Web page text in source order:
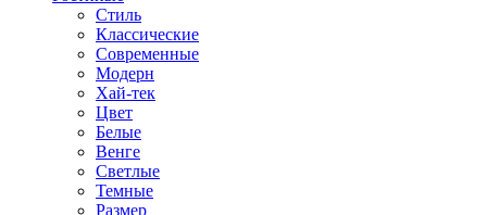
Стиль
Классические
Современные
Модерн
Хай-тек
Цвет
Белые
Венге
Светлые
Темные
Размер